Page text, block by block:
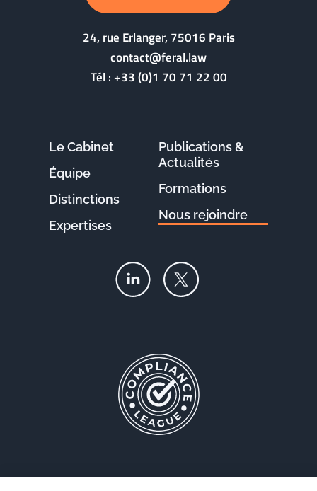
24, rue Erlanger, 75016 Paris
contact@feral.law
Tél :+33 (0)1 70 71 22 00
Le Cabinet
Équipe
Distinctions
Expertises
Publications &
Actualités
Formations
Nous rejoindre